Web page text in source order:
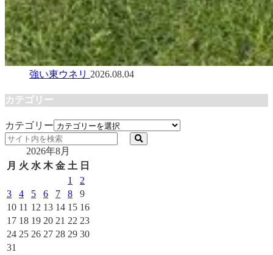
強い東ウネリ 2026.08.04
カテゴリー
カテゴリー
2026年8月
月 火 水 木 金 土 日
1
2
3
4 5 6 7 8
9
10 11 12 13 14 15 16
17 18 19 20 21 22 23
24 25 26 27 28 29 30
31